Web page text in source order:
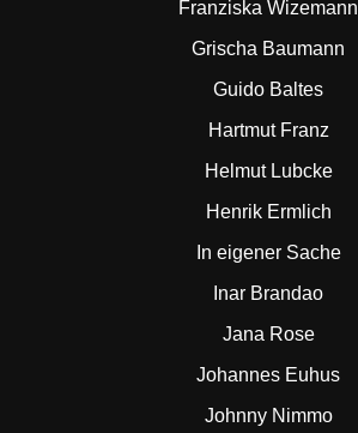
Franziska Wizemann
Grischa Baumann
Guido Baltes
Hartmut Franz
Helmut Lubcke
Henrik Ermlich
In eigener Sache
Inar Brandao
Jana Rose
Johannes Euhus
Johnny Nimmo